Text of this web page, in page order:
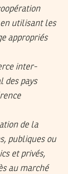
en utilisant les
appropriés
inter-
des pays
de la
publiques ou
et privés,
au marché